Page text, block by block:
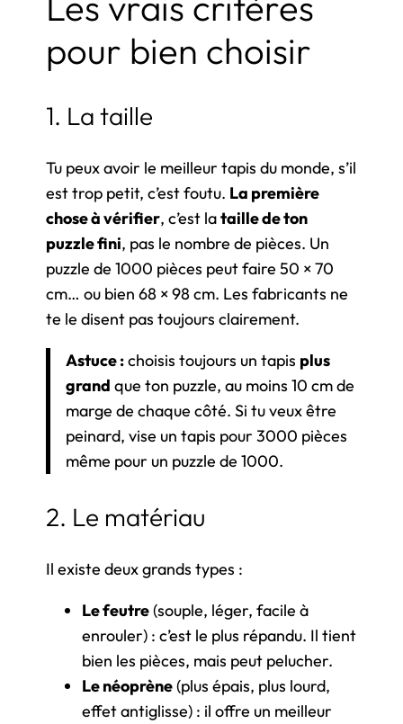
pour bien choisir
1. La taille
Tu peux avoir le meilleur tapis du monde, s’il
est trop petit, c’est foutu. La première
chose à vérifier, c’est lataille de ton
puzzle fini, pas le nombre de pièces. Un
puzzle de 1000 pièces peut faire 50 × 70
cm… ou bien 68 × 98 cm. Les fabricants ne
te le disent pas toujours clairement.
Astuce :choisis toujours un tapis plus
grand que ton puzzle, au moins 10 cm de
marge de chaque côté. Si tu veux être
peinard, vise un tapis pour 3000 pièces
même pour un puzzle de 1000.
2. Le matériau
Il existe deux grands types :
Le feutre(souple, léger, facile à
enrouler) : c’est le plus répandu. Il tient
bien les pièces, mais peut pelucher.
Le néoprène(plus épais, plus lourd,
effet antiglisse) : il offre un meilleur